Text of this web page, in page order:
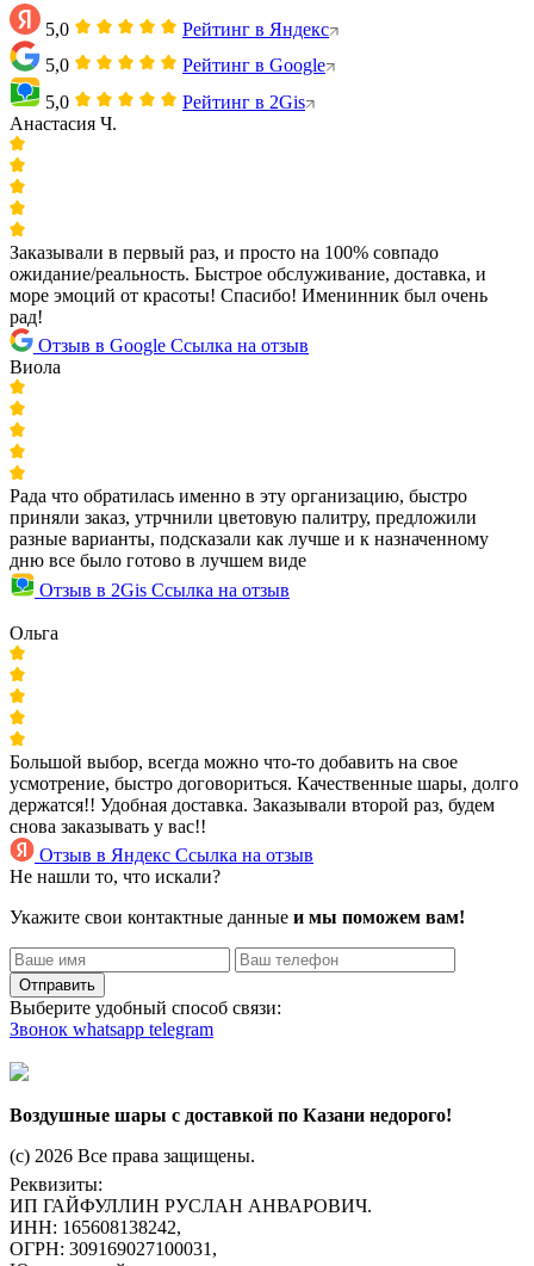
5,0
Рейтинг в Яндекс
5,0
Рейтинг в Google
5,0
Рейтинг в 2Gis
Анастасия Ч.
Заказывали в первый раз, и просто на 100% совпадо
ожидание/реальность. Быстрое обслуживание, доставка, и
море эмоций от красоты! Спасибо! Именинник был очень
рад!
Отзыв в Google Ссылка на отзыв
Виола
Рада что обратилась именно в эту организацию, быстро
приняли заказ, утрчнили цветовую палитру, предложили
разные варианты, подсказали как лучше и к назначенному
дню все было готово в лучшем виде
Отзыв в 2Gis Ссылка на отзыв
Ольга
Большой выбор, всегда можно что-то добавить на свое
усмотрение, быстро договориться. Качественные шары, долго
держатся!! Удобная доставка. Заказывали второй раз, будем
снова заказывать у вас!!
Отзыв в Яндекс Ссылка на отзыв
Не нашли то, что искали?
Укажите свои контактные данные и мы поможем вам!
Отправить
Выберите удобный способ связи:
Звонок whatsapp telegram
Воздушные шары с доставкой по Казани недорого!
(c) 2026 Все права защищены.
Реквизиты:
ИП ГАЙФУЛЛИН РУСЛАН АНВАРОВИЧ.
ИНН: 165608138242,
ОГРН: 309169027100031,